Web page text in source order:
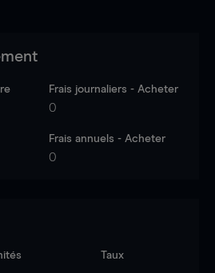
Frais journaliers - Acheter
0
Frais annuels - Acheter
0
Taux